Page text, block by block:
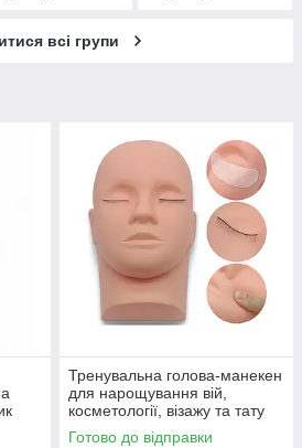
всі групи
Тренувальна голова-манекен
для нарощування вій,
косметології, візажу та тату
Готово до відправки